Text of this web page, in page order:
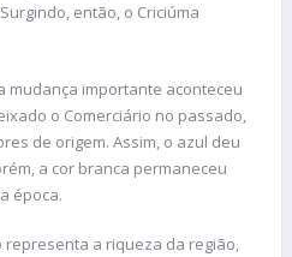
então, o Criciúma
mudança importante aconteceu
o Comerciário no passado,
de origem. Assim, o azul deu
a cor branca permaneceu
época.
representa a riqueza da região,